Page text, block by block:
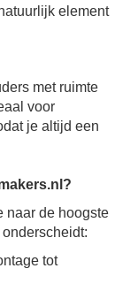
element
met ruimte
voor
je altijd een
naar de hoogste
tot